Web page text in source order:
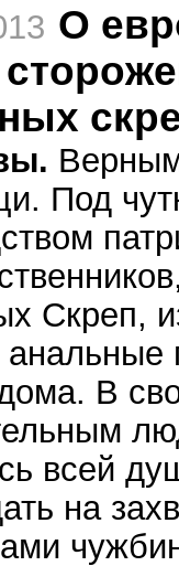
О
Под
Скреп,
анальные
В
всей
на